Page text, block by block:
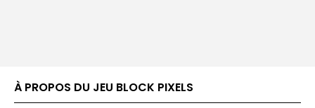
À PROPOS DU JEU BLOCK PIXELS